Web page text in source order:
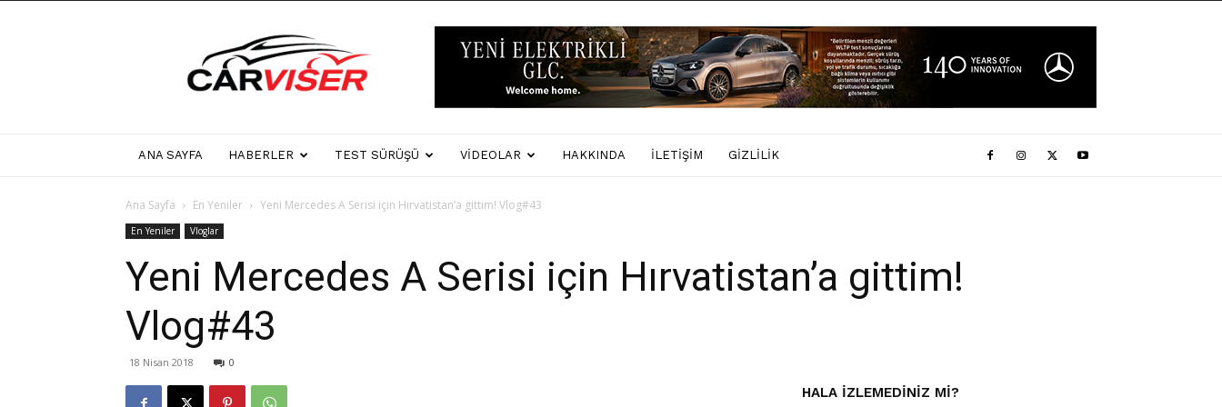
Carviser
ANA SAYFA HABERLER TEST SÜRÜŞÜ VIDEOLAR HAKKINDA İLETIŞIM GIZLILIK
Ana Sayfa En Yeniler Yeni Mercedes A Serisi için Hırvatistan’a gittim! Vlog#43
En Yeniler Vloglar
Yeni Mercedes A Serisi için Hırvatistan’a gittim!
Vlog#43
18 Nisan 2018 0
HALA IZLEMEDINIZ MI?